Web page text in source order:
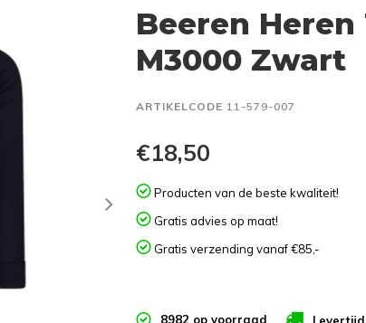
Beeren
M3000 Zwart
ARTIKELCODE 11-579-007
€18,50
Producten van de beste kwaliteit!
Gratis advies op maat!
Gratis verzending vanaf €85,-
8982 op voorraad